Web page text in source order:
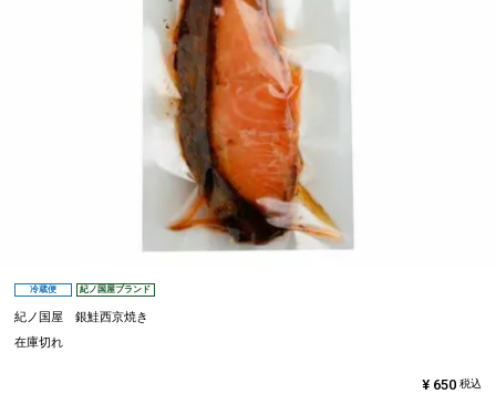
冷蔵便 紀ノ国屋ブランド
紀ノ国屋 銀鮭西京焼き
在庫切れ
¥ 650 税込